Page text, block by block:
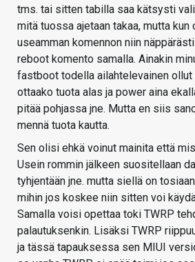
tms. tai sitten tabilla saa kätsysti
mitä tuossa ajetaan takaa, mutta kun
useamman komennon niin
reboot komento samalla. Ainakin
fastboot todella ailahtelevainen
ottaako tuota alas ja power aina
pitää pohjassa jne. Mutta en siis
mennä tuota kautta.
Sen olisi ehkä voinut mainita että
Usein rommin jälkeen suositellaan
tyhjentään jne. mutta siellä on
mihin jos koskee niin sitten voi
Samalla voisi opettaa toki TWRP
palautuksenkin. Lisäksi TWRP
ja tässä tapauksessa sen MIUI